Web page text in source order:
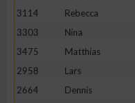
3114
Rebecca
3303
Nina
3475
Matthias
2958
Lars
2664
Dennis